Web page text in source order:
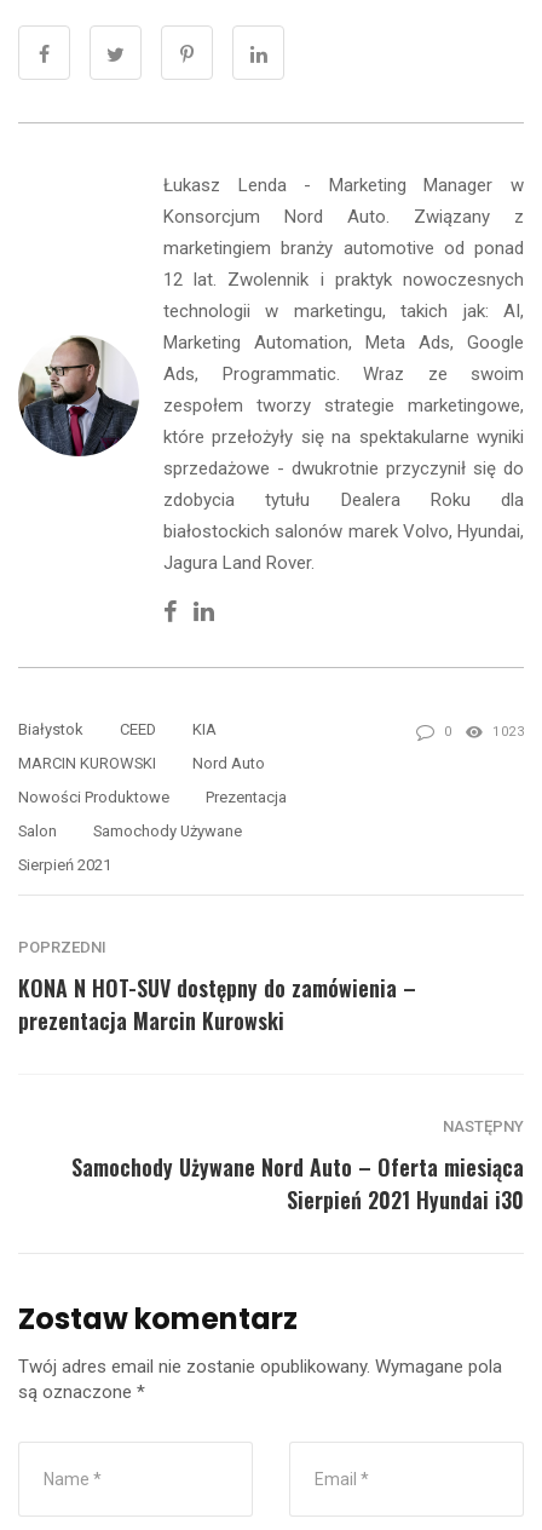
Łukasz Lenda - Marketing Manager w
Konsorcjum Nord Auto. Związany z
marketingiem branży automotive od ponad
12 lat. Zwolennik i praktyk nowoczesnych
technologii w marketingu, takich jak: AI,
Marketing Automation, Meta Ads, Google
Ads, Programmatic. Wraz ze swoim
zespołem tworzy strategie marketingowe,
które przełożyły się na spektakularne wyniki
sprzedażowe - dwukrotnie przyczynił się do
zdobycia tytułu Dealera Roku dla
białostockich salonów marek Volvo, Hyundai,
Jagura Land Rover.
Facebook
Linkedin
Białystok CEED
KIA
MARCIN KUROWSKI
Nord Auto
Nowości Produktowe
Prezentacja
Salon
Samochody Używane
Sierpień 2021
0 1023
POPRZEDNI
KONA N HOT-SUV dostępny do zamówienia –
prezentacja Marcin Kurowski
NASTĘPNY
Samochody Używane Nord Auto – Oferta miesiąca
Sierpień 2021 Hyundai i30
Zostaw komentarz
Twój adres email nie zostanie opublikowany. Wymagane pola
są oznaczone *